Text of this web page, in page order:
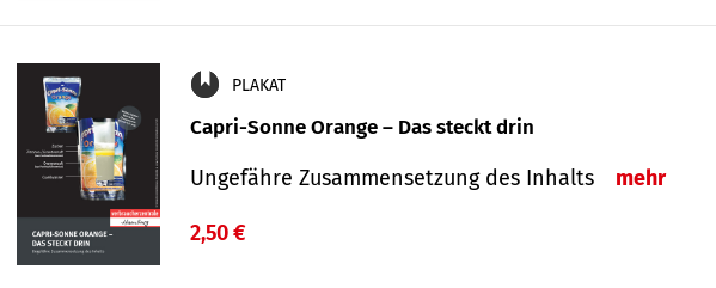
PLAKAT
Capri-Sonne Orange – Das steckt drin
Ungefähre Zu­sammen­setzung des Inhalts mehr
2,50 €